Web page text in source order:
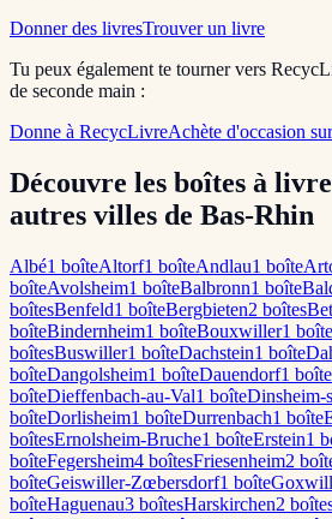
Donner des livresTrouver un livre
Tu peux également te tourner vers
de seconde main :
Donne à RecycLivreAchète d'occasion
Découvre les boîtes à
autres villes de Bas-Rhin
Albé1 boîteAltorf1 boîteAndlau1 boîte
boîteAvolsheim1 boîteBalbronn1 boîte
boîtesBenfeld1 boîteBergbieten2 boîtes
boîteBindernheim1 boîteBouxwiller1 boîte
boîtesBuswiller1 boîteDachstein1 boîte
boîteDangolsheim1 boîteDauendorf1 boîte
boîteDieffenbach-au-Val1 boîteDinsheim-
boîteDorlisheim1 boîteDurrenbach1 boîte
boîtesErnolsheim-Bruche1 boîteErstein1
boîteFegersheim4 boîtesFriesenheim2
boîteGeiswiller-Zœbersdorf1 boîte
boîteHaguenau3 boîtesHarskirchen2 boîte